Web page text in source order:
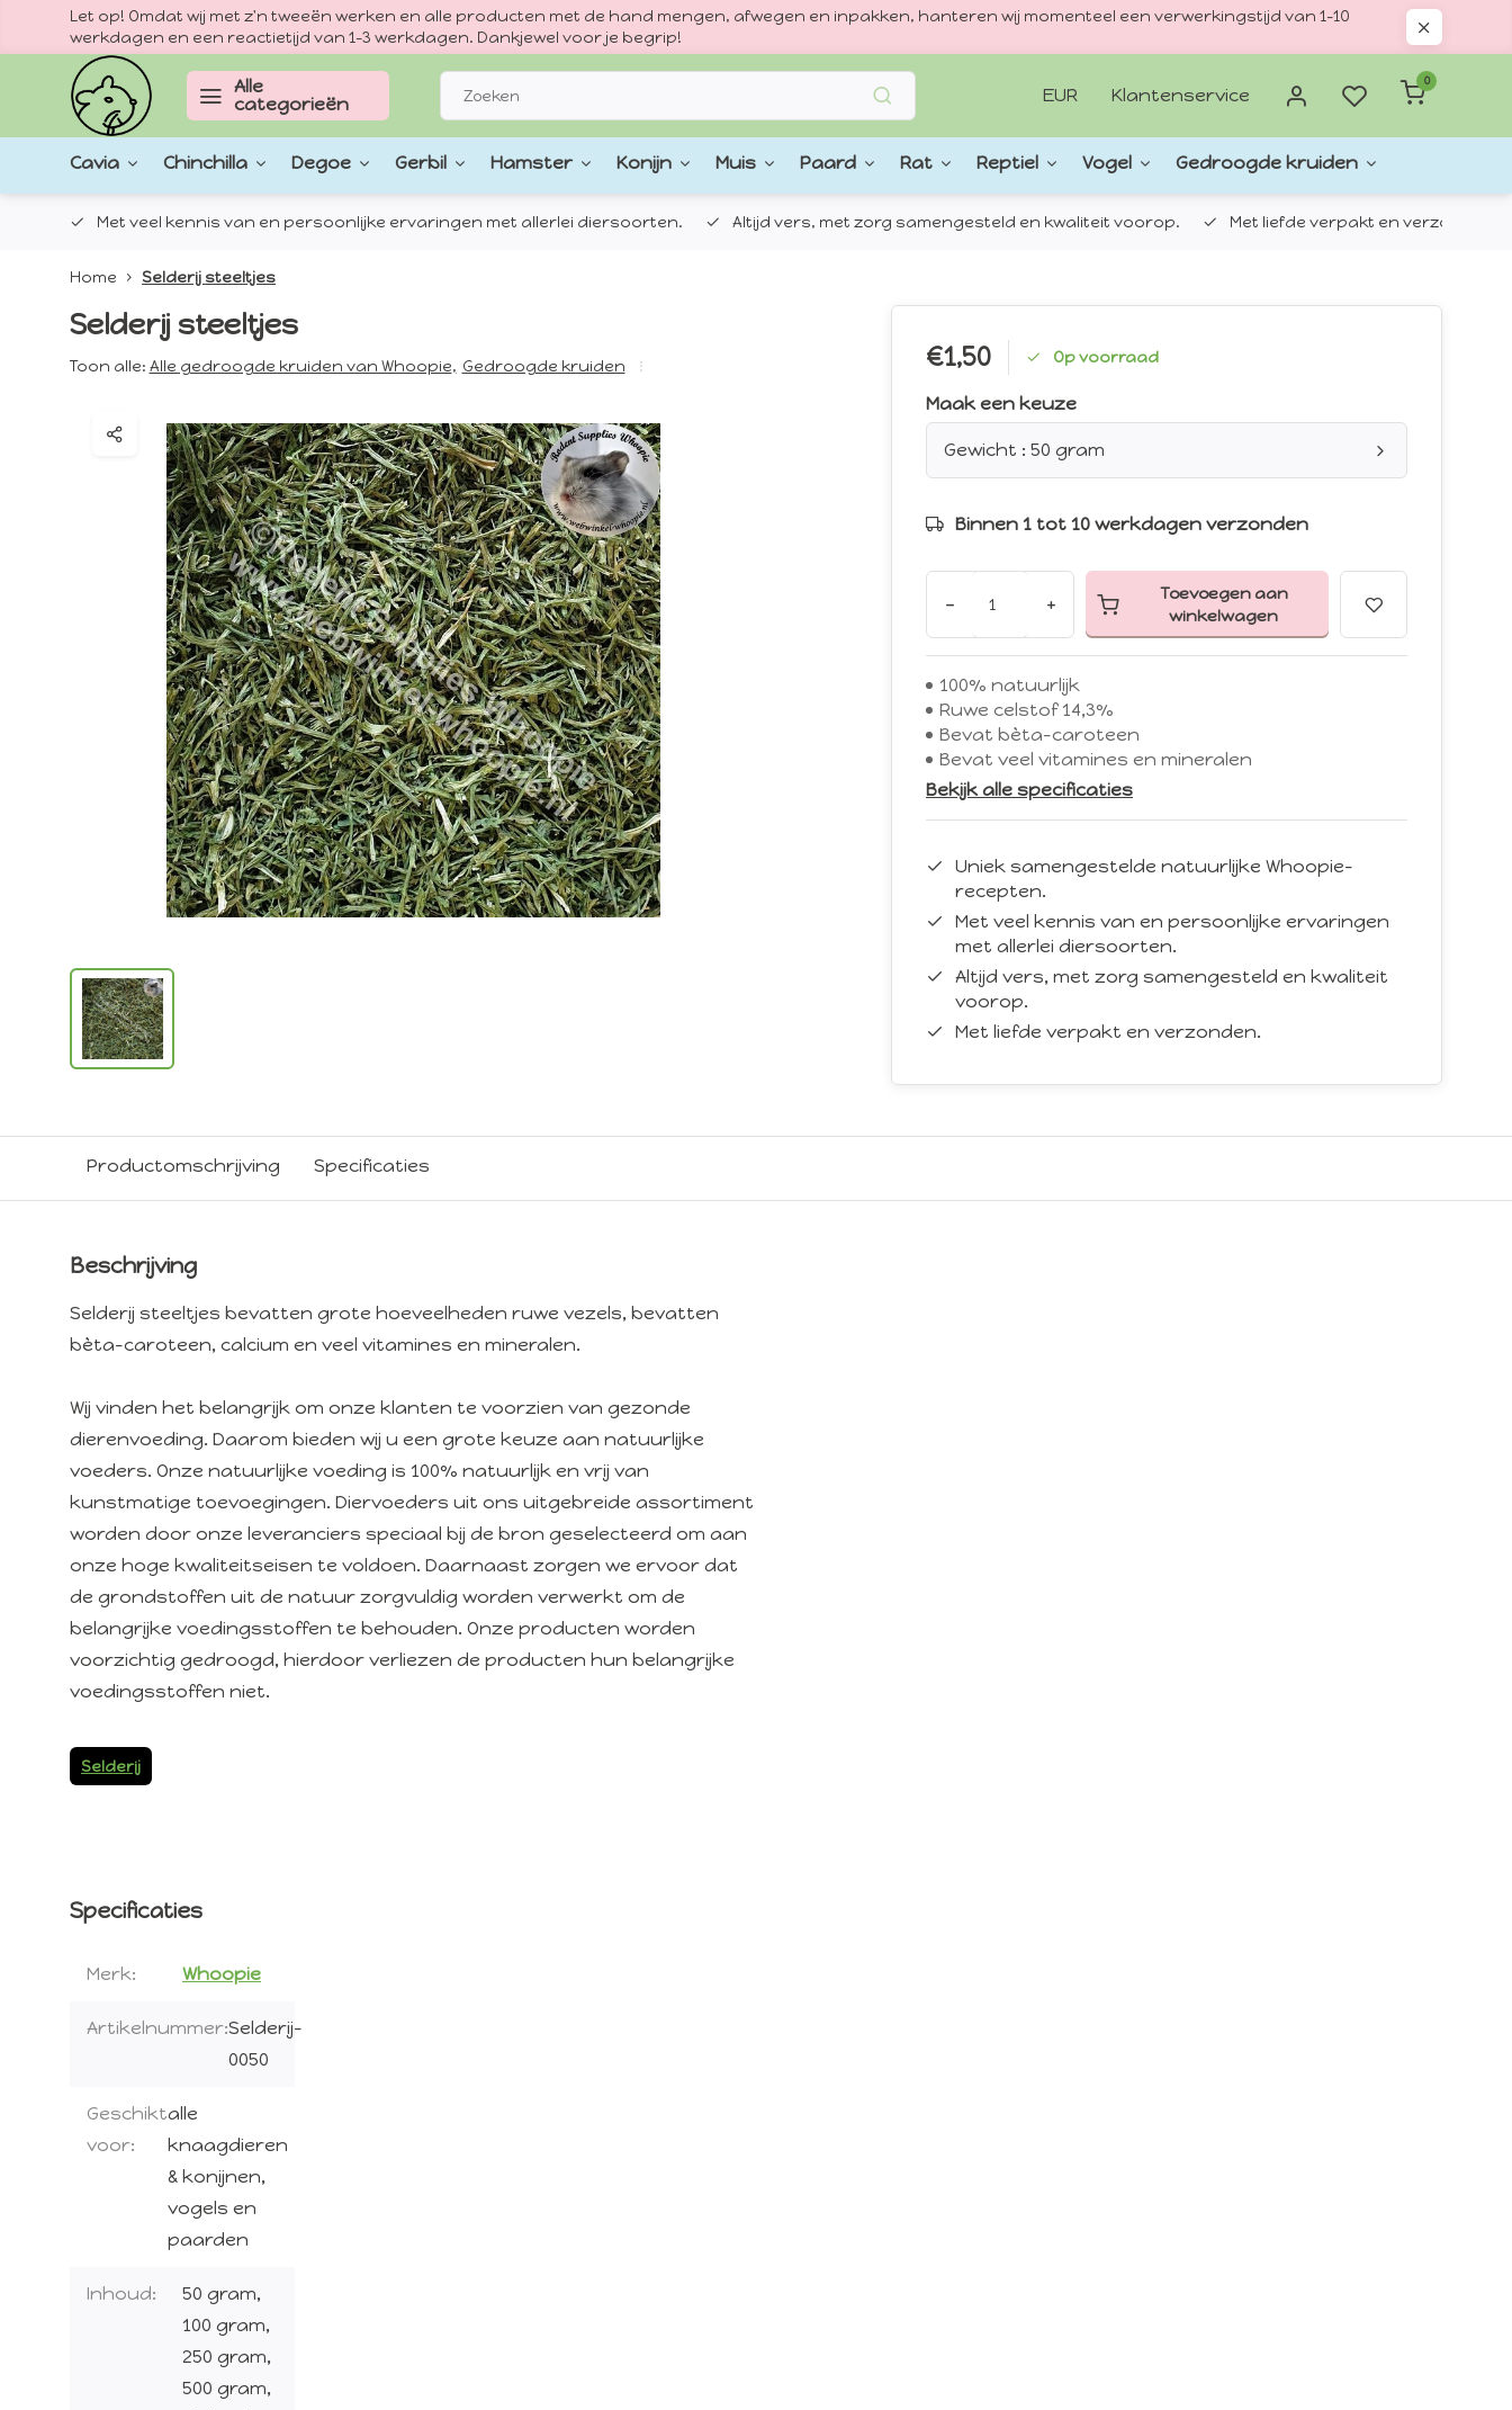
Let op! Omdat wij met z'n tweeën werken en alle producten met de hand mengen, afwegen en inpakken, hanteren wij momenteel een verwerkingstijd van 1–10
werkdagen en een reactietijd van 1–3 werkdagen. Dankjewel voor je begrip!
Alle
categorieën
EUR Klantenservice
0
Cavia Chinchilla Degoe Gerbil Hamster Konijn Muis Paard Rat Reptiel Vogel Gedroogde kruiden
Met veel kennis van en persoonlijke ervaringen met allerlei diersoorten. Altijd vers, met zorg samengesteld en kwaliteit voorop. Met liefde verpakt en verzonden.
Home Selderij steeltjes
Selderij steeltjes
Toon alle: Alle gedroogde kruiden van Whoopie, Gedroogde kruiden €1,50 Op voorraad
Maak een keuze
Gewicht : 50 gram
Binnen 1 tot 10 werkdagen verzonden
- +
Toevoegen aan
winkelwagen
100% natuurlijk
Ruwe celstof 14,3%
Bevat bèta-caroteen
Bevat veel vitamines en mineralen
Bekijk alle specificaties
Uniek samengestelde natuurlijke Whoopie-
recepten.
Met veel kennis van en persoonlijke ervaringen
met allerlei diersoorten.
Altijd vers, met zorg samengesteld en kwaliteit
voorop.
Met liefde verpakt en verzonden.
Productomschrijving Specificaties
Beschrijving
Selderij steeltjes bevatten grote hoeveelheden ruwe vezels, bevatten
bèta-caroteen, calcium en veel vitamines en mineralen.
Wij vinden het belangrijk om onze klanten te voorzien van gezonde
dierenvoeding. Daarom bieden wij u een grote keuze aan natuurlijke
voeders. Onze natuurlijke voeding is 100% natuurlijk en vrij van
kunstmatige toevoegingen. Diervoeders uit ons uitgebreide assortiment
worden door onze leveranciers speciaal bij de bron geselecteerd om aan
onze hoge kwaliteitseisen te voldoen. Daarnaast zorgen we ervoor dat
de grondstoffen uit de natuur zorgvuldig worden verwerkt om de
belangrijke voedingsstoffen te behouden. Onze producten worden
voorzichtig gedroogd, hierdoor verliezen de producten hun belangrijke
voedingsstoffen niet.
Selderij
Specificaties
Merk: Whoopie
Artikelnummer:Selderij-
0050
Geschikt
voor:
alle
knaagdieren
& konijnen,
vogels en
paarden
Inhoud:
50 gram,
100 gram,
250 gram,
500 gram,